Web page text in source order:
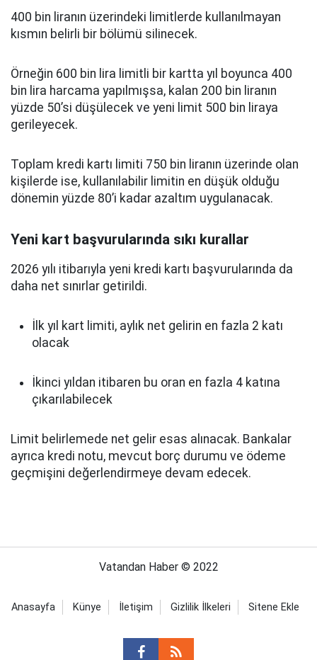
400 bin liranın üzerindeki limitlerde kullanılmayan
kısmın belirli bir bölümü silinecek.
Örneğin 600 bin lira limitli bir kartta yıl boyunca 400
bin lira harcama yapılmışsa, kalan 200 bin liranın
yüzde 50’si düşülecek ve yeni limit 500 bin liraya
gerileyecek.
Toplam kredi kartı limiti 750 bin liranın üzerinde olan
kişilerde ise, kullanılabilir limitin en düşük olduğu
dönemin yüzde 80’i kadar azaltım uygulanacak.
Yeni kart başvurularında sıkı kurallar
2026 yılı itibarıyla yeni kredi kartı başvurularında da
daha net sınırlar getirildi.
İlk yıl kart limiti, aylık net gelirin en fazla 2 katı
olacak
İkinci yıldan itibaren bu oran en fazla 4 katına
çıkarılabilecek
Limit belirlemede net gelir esas alınacak. Bankalar
ayrıca kredi notu, mevcut borç durumu ve ödeme
geçmişini değerlendirmeye devam edecek.
Vatandan Haber © 2022
Anasayfa Künye İletişim Gizlilik İlkeleri Sitene Ekle